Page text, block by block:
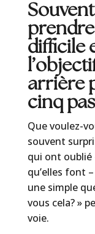
difficile
arrière
cinq
Que voulez-
souvent
qui ont oublié
qu’elles font
une simple
vous cela? »
voie.